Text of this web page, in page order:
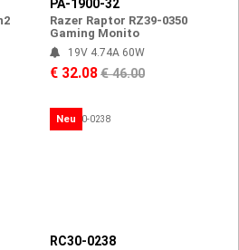
PA-1900-32
Razer Raptor RZ39-0350
Gaming Monito
19V 4.74A 60W
€ 32.08€ 46.00
Neu
RC30-0238